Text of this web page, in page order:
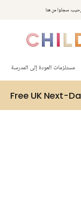
مستلزمات العودة إلى المدرسة
Free UK Next-